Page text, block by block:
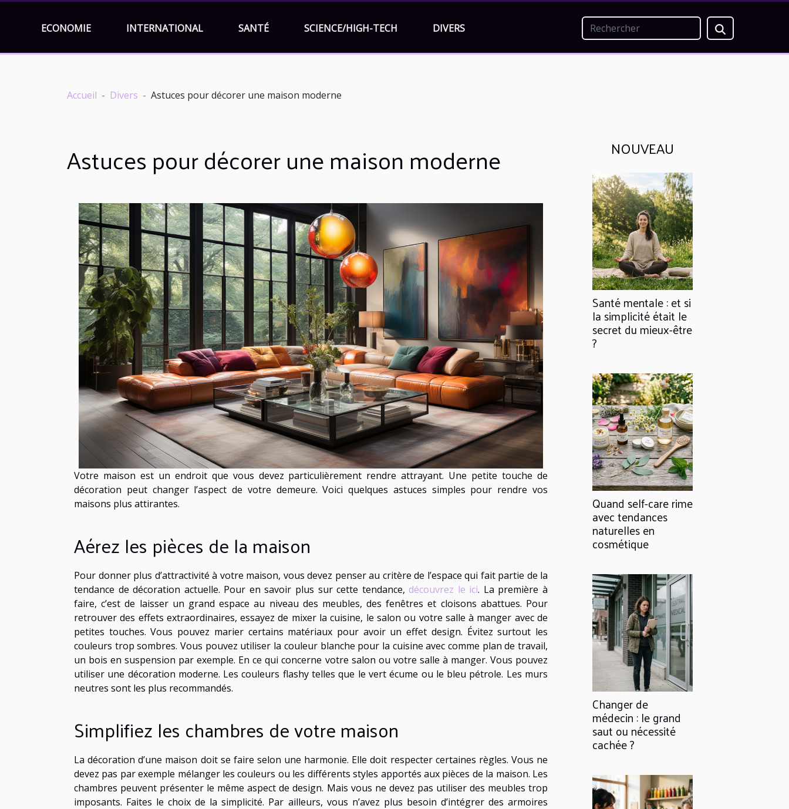
ECONOMIE INTERNATIONAL SANTÉ SCIENCE/HIGH-TECH DIVERS
Accueil Divers Astuces pour décorer une maison moderne
Astuces pour décorer une maison moderne
Votre maison est un endroit que vous devez particulièrement rendre attrayant. Une petite touche de
décoration peut changer l’aspect de votre demeure. Voici quelques astuces simples pour rendre vos
maisons plus attirantes.
Aérez les pièces de la maison
Pour donner plus d’attractivité à votre maison, vous devez penser au critère de l’espace qui fait partie de la
tendance de décoration actuelle. Pour en savoir plus sur cette tendance, découvrez le ici. La première à
faire, c’est de laisser un grand espace au niveau des meubles, des fenêtres et cloisons abattues. Pour
retrouver des effets extraordinaires, essayez de mixer la cuisine, le salon ou votre salle à manger avec de
petites touches. Vous pouvez marier certains matériaux pour avoir un effet design. Évitez surtout les
couleurs trop sombres. Vous pouvez utiliser la couleur blanche pour la cuisine avec comme plan de travail,
un bois en suspension par exemple. En ce qui concerne votre salon ou votre salle à manger. Vous pouvez
utiliser une décoration moderne. Les couleurs flashy telles que le vert écume ou le bleu pétrole. Les murs
neutres sont les plus recommandés.
Simplifiez les chambres de votre maison
La décoration d’une maison doit se faire selon une harmonie. Elle doit respecter certaines règles. Vous ne
devez pas par exemple mélanger les couleurs ou les différents styles apportés aux pièces de la maison. Les
chambres peuvent présenter le même aspect de design. Mais vous ne devez pas utiliser des meubles trop
imposants. Faites le choix de la simplicité. Par ailleurs, vous n’avez plus besoin d’intégrer des armoires
NOUVEAU
Santé mentale : et si
la simplicité était le
secret du mieux-être
?
Quand self-care rime
avec tendances
naturelles en
cosmétique
Changer de
médecin : le grand
saut ou nécessité
cachée ?